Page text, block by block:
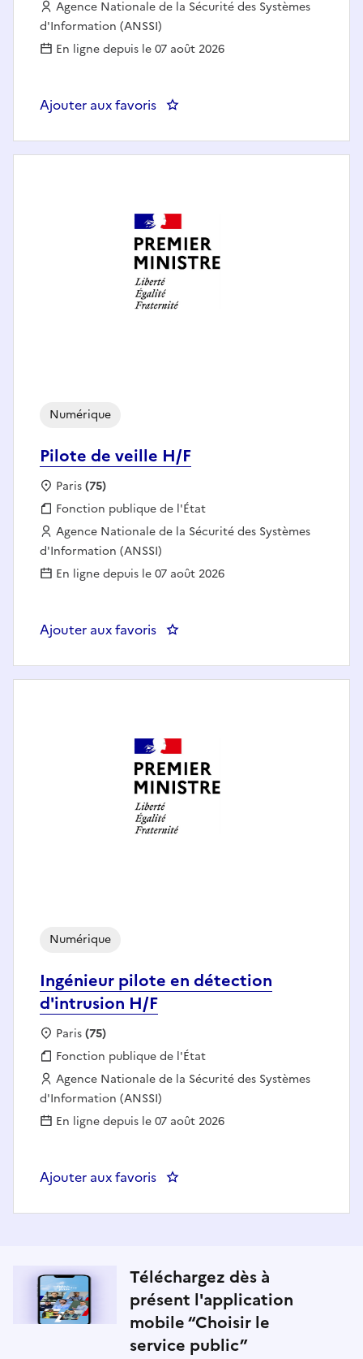
Employeur :
Agence Nationale de la Sécurité des Systèmes
d'Information (ANSSI)
En ligne depuis le 07 août 2026
Ajouter aux favoris : Chef(fe) du bureau veille et
Pilote de veille H/F
Numérique
Localisation :
Paris(75)
Fonction publique :
Fonction publique de l'État
Employeur :
Agence Nationale de la Sécurité des Systèmes
d'Information (ANSSI)
En ligne depuis le 07 août 2026
Ajouter aux favoris : Pilote de veille H/F
Ingénieur pilote en détection
d'intrusion H/F
Numérique
Localisation :
Paris(75)
Fonction publique :
Fonction publique de l'État
Employeur :
Agence Nationale de la Sécurité des Systèmes
d'Information (ANSSI)
En ligne depuis le 07 août 2026
Ajouter aux favoris : Ingénieur pilote en détection
Téléchargez dès à
présent l'application
mobile “Choisir le
service public”